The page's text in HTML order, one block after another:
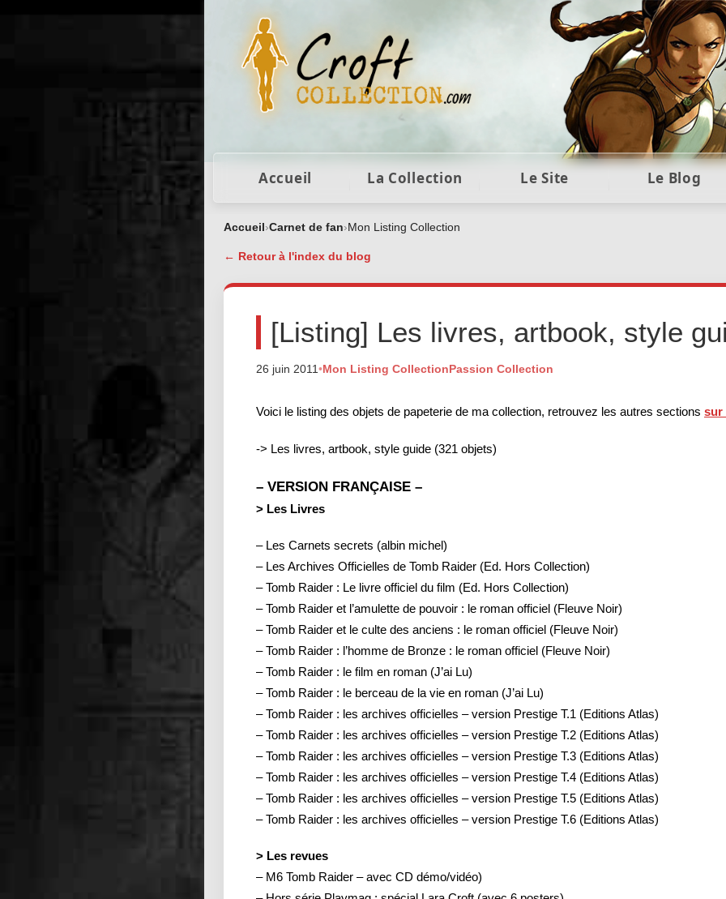
Figurines Lara Croft et collection Tomb Raider : statues, objets et
Accueil La Collection Le Site Le Blog
Accueil›Carnet de fan›Mon Listing Collection
← Retour à l'index du blog
[Listing] Les livres, artbook, style
26 juin 2011•Mon Listing CollectionPassion Collection
Voici le listing des objets de papeterie de ma collection, retrouvez les autres sections sur
-> Les livres, artbook, style guide (321 objets)
– VERSION FRANÇAISE –
> Les Livres
– Les Carnets secrets (albin michel)
– Les Archives Officielles de Tomb Raider (Ed. Hors Collection)
– Tomb Raider : Le livre officiel du film (Ed. Hors Collection)
– Tomb Raider et l’amulette de pouvoir : le roman officiel (Fleuve Noir)
– Tomb Raider et le culte des anciens : le roman officiel (Fleuve Noir)
– Tomb Raider : l’homme de Bronze : le roman officiel (Fleuve Noir)
– Tomb Raider : le film en roman (J’ai Lu)
– Tomb Raider : le berceau de la vie en roman (J’ai Lu)
– Tomb Raider : les archives officielles – version Prestige T.1 (Editions Atlas)
– Tomb Raider : les archives officielles – version Prestige T.2 (Editions Atlas)
– Tomb Raider : les archives officielles – version Prestige T.3 (Editions Atlas)
– Tomb Raider : les archives officielles – version Prestige T.4 (Editions Atlas)
– Tomb Raider : les archives officielles – version Prestige T.5 (Editions Atlas)
– Tomb Raider : les archives officielles – version Prestige T.6 (Editions Atlas)
> Les revues
– M6 Tomb Raider – avec CD démo/vidéo)